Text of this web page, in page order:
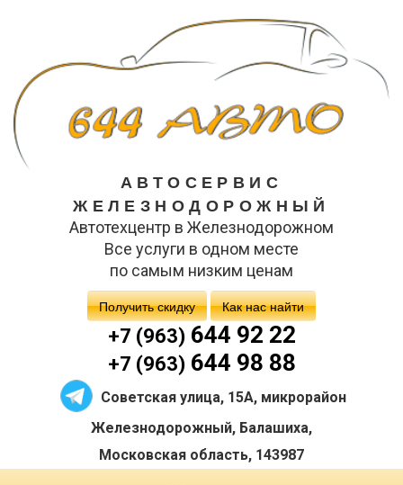
АВТОСЕРВИС
ЖЕЛЕЗНОДОРОЖНЫЙ
Автотехцентр в Железнодорожном
Все услуги в одном месте
по самым низким ценам
Получить скидку Как нас найти
+7 (963)644 92 22
+7 (963)644 98 88
Советская улица, 15А, микрорайон
Железнодорожный, Балашиха,
Московская область, 143987